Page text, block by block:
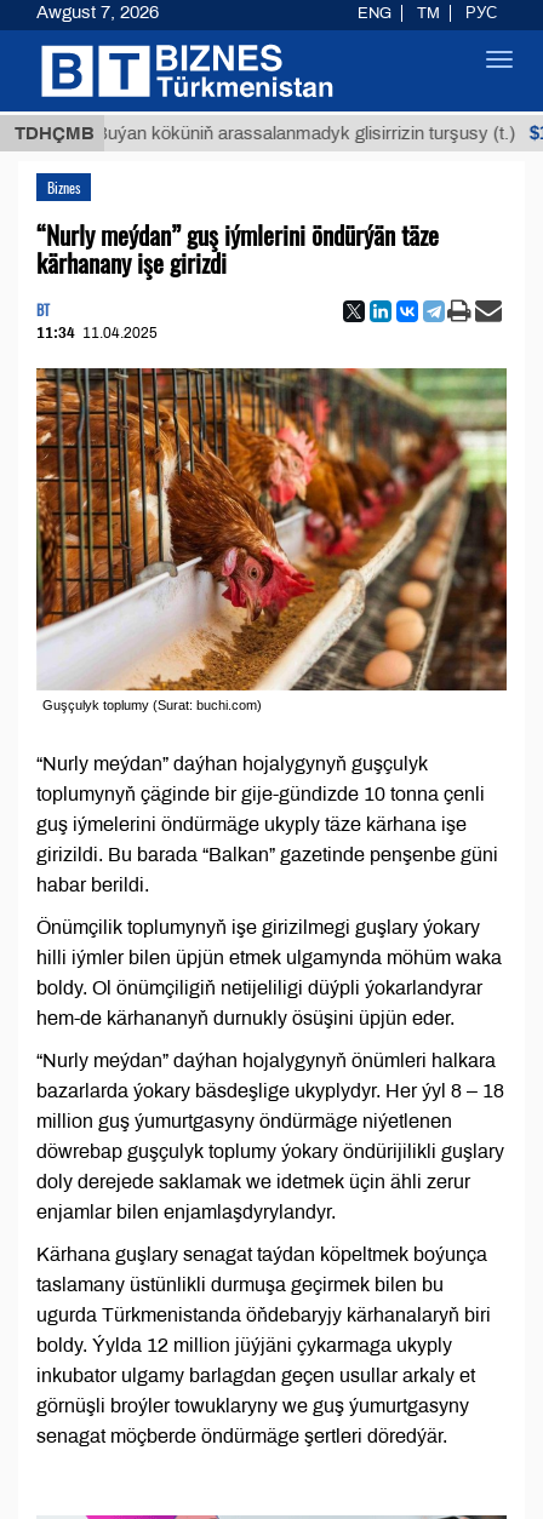
TDHÇMB
Buýan köküniň arassalanmadyk glisirrizin turşusy (t.)
Biznes
“Nurly meýdan” guş iýmlerini öndürýän täze
kärhanany işe girizdi
BT
11:34 11.04.2025
Guşçulyk toplumy (Surat: buchi.com)
“Nurly meýdan” daýhan hojalygynyň guşçulyk
toplumynyň çäginde bir gije-gündizde 10 tonna çenli
guş iýmelerini öndürmäge ukyply täze kärhana işe
girizildi. Bu barada “Balkan” gazetinde penşenbe güni
habar berildi.
Önümçilik toplumynyň işe girizilmegi guşlary ýokary
hilli iýmler bilen üpjün etmek ulgamynda möhüm waka
boldy. Ol önümçiligiň netijeliligi düýpli ýokarlandyrar
hem-de kärhananyň durnukly ösüşini üpjün eder.
“Nurly meýdan” daýhan hojalygynyň önümleri halkara
bazarlarda ýokary bäsdeşlige ukyplydyr. Her ýyl 8 – 18
million guş ýumurtgasyny öndürmäge niýetlenen
döwrebap guşçulyk toplumy ýokary öndürijilikli guşlary
doly derejede saklamak we idetmek üçin ähli zerur
enjamlar bilen enjamlaşdyrylandyr.
Kärhana guşlary senagat taýdan köpeltmek boýunça
taslamany üstünlikli durmuşa geçirmek bilen bu
ugurda Türkmenistanda öňdebaryjy kärhanalaryň biri
boldy. Ýylda 12 million jüýjäni çykarmaga ukyply
inkubator ulgamy barlagdan geçen usullar arkaly et
görnüşli broýler towuklaryny we guş ýumurtgasyny
senagat möçberde öndürmäge şertleri döredýär.
Awgust 7, 2026 ENG TM РУС